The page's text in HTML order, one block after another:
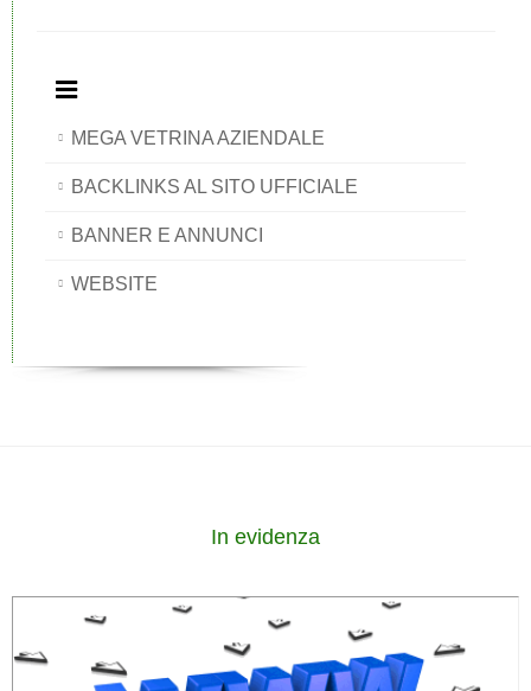
MEGA VETRINA AZIENDALE
BACKLINKS AL SITO UFFICIALE
BANNER E ANNUNCI
WEBSITE
In evidenza